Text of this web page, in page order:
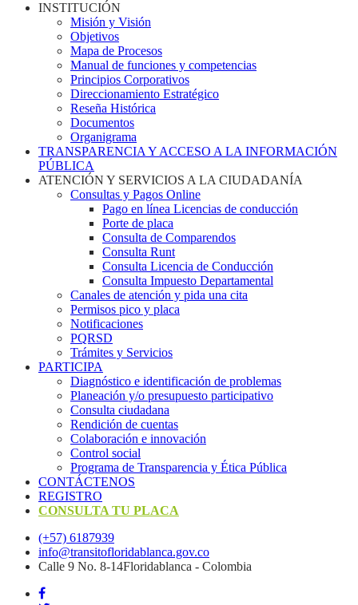
INSTITUCIÓN
Misión y Visión
Objetivos
Mapa de Procesos
Manual de funciones y competencias
Principios Corporativos
Direccionamiento Estratégico
Reseña Histórica
Documentos
Organigrama
TRANSPARENCIA Y ACCESO A LA INFORMACIÓN
PÚBLICA
ATENCIÓN Y SERVICIOS A LA CIUDADANÍA
Consultas y Pagos Online
Pago en línea Licencias de conducción
Porte de placa
Consulta de Comparendos
Consulta Runt
Consulta Licencia de Conducción
Consulta Impuesto Departamental
Canales de atención y pida una cita
Permisos pico y placa
Notificaciones
PQRSD
Trámites y Servicios
PARTICIPA
Diagnóstico e identificación de problemas
Planeación y/o presupuesto participativo​
Consulta ciudadana
Rendición de cuentas
Colaboración e innovación
Control social
Programa de Transparencia y Ética Pública
CONTÁCTENOS
REGISTRO
CONSULTA TU PLACA
(+57) 6187939
info@transitofloridablanca.gov.co
Calle 9 No. 8-14Floridablanca - Colombia